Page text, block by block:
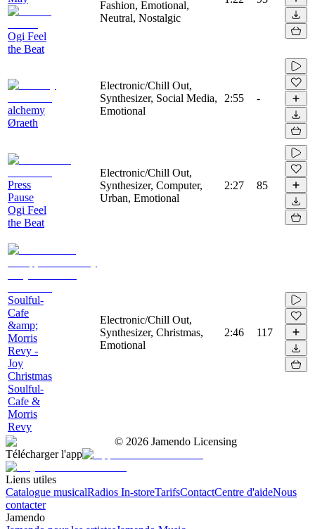
Ogi Feel
the Beat
Fashion, Emotional,
Neutral, Nostalgic
alchemy
Øraeth
Electronic/Chill Out,
Synthesizer, Social Media,
Emotional
2:55 -
Press
Pause
Ogi Feel
the Beat
Electronic/Chill Out,
Synthesizer, Computer,
Urban, Emotional
2:27 85
Soulful-
Cafe
&amp;
Morris
Revy -
Joy
Christmas
Soulful-
Cafe &
Morris
Revy
Electronic/Chill Out,
Synthesizer, Christmas,
Emotional
2:46 117
© 2026 Jamendo Licensing
Télécharger l'app
Liens utiles
Catalogue musicalRadios In-storeTarifsContactCentre d'aideNous
contacter
Jamendo